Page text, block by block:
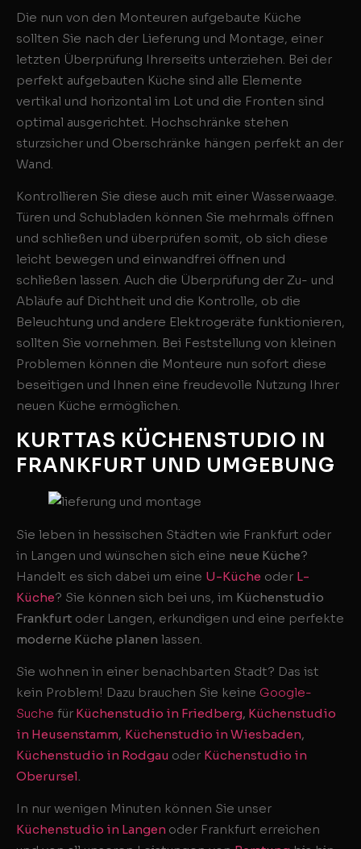
Die nun von den Monteuren aufgebaute Küche
sollten Sie nach der Lieferung und Montage, einer
letzten Überprüfung Ihrerseits unterziehen. Bei der
perfekt aufgebauten Küche sind alle Elemente
vertikal und horizontal im Lot und die Fronten sind
optimal ausgerichtet. Hochschränke stehen
sturzsicher und Oberschränke hängen perfekt an der
Wand.
Kontrollieren Sie diese auch mit einer Wasserwaage.
Türen und Schubladen können Sie mehrmals öffnen
und schließen und überprüfen somit, ob sich diese
leicht bewegen und einwandfrei öffnen und
schließen lassen. Auch die Überprüfung der Zu- und
Abläufe auf Dichtheit und die Kontrolle, ob die
Beleuchtung und andere Elektrogeräte funktionieren,
sollten Sie vornehmen. Bei Feststellung von kleinen
Problemen können die Monteure nun sofort diese
beseitigen und Ihnen eine freudevolle Nutzung Ihrer
neuen Küche ermöglichen.
KURTTAS KÜCHENSTUDIO IN
FRANKFURT UND UMGEBUNG
Sie leben in hessischen Städten wie Frankfurt oder
in Langen und wünschen sich eine neue Küche?
Handelt es sich dabei um eine U-Küche oder L-
Küche? Sie können sich bei uns, im Küchenstudio
Frankfurt oder Langen, erkundigen und eine perfekte
moderne Küche planen lassen.
Sie wohnen in einer benachbarten Stadt? Das ist
kein Problem! Dazu brauchen Sie keine Google-
Suche für Küchenstudio in Friedberg, Küchenstudio
in Heusenstamm, Küchenstudio in Wiesbaden,
Küchenstudio in Rodgau oder Küchenstudio in
Oberursel.
In nur wenigen Minuten können Sie unser
Küchenstudio in Langen oder Frankfurt erreichen